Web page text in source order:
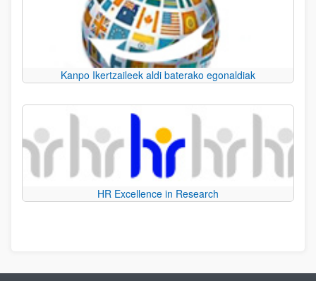
Kanpo Ikertzaileek aldi baterako egonaldiak
HR Excellence in Research